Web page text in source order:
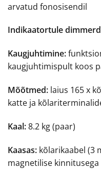
arvatud fonosisendil
Indikaatortule
Kaugjuhtimine:
kaugjuhtimispult koos
Mõõtmed: laius 165 x
katte ja
Kaal:8.2 kg (paar)
Kaasas: kõlarikaabel (3
magnetilise